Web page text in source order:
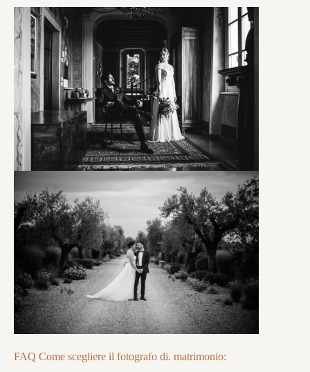
FAQ Come scegliere il fotografo di. matrimonio: